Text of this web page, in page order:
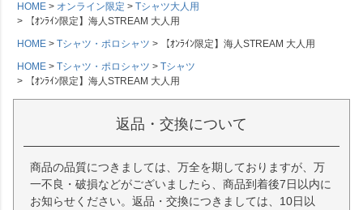
HOME
オンライン限定
Tシャツ大人用
【ｵﾝﾗｲﾝ限定】海人STREAM 大人用
HOME
Tシャツ・ポロシャツ
【ｵﾝﾗｲﾝ限定】海人STREAM 大人用
HOME
Tシャツ・ポロシャツ
Tシャツ
【ｵﾝﾗｲﾝ限定】海人STREAM 大人用
返品・交換について
商品の品質につきましては、万全を期しておりますが、万
一不良・破損などがございましたら、商品到着後7日以内に
お知らせください。返品・交換につきましては、10日以